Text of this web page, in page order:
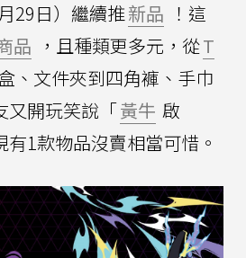
29日）繼續推新品 ！這
品 ，且種類更多元，從T
、文件夾到四角褲、手巾
又開玩笑說「黃牛 啟
1款物品沒賣相當可惜。